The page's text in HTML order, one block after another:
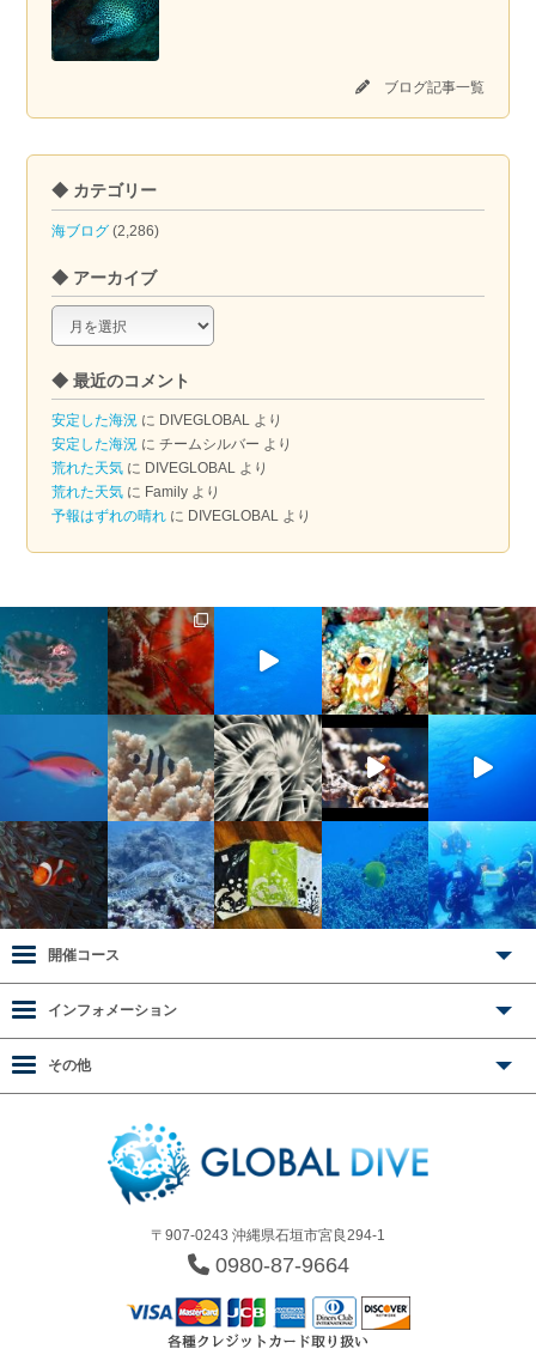
ブログ記事一覧
◆ カテゴリー
海ブログ (2,286)
◆ アーカイブ
◆
ア
カ
イ
ブ
◆ 最近のコメント
安定した海況 に DIVEGLOBAL より
安定した海況 にチームシルバー より
荒れた天気 に DIVEGLOBAL より
荒れた天気 に Family より
予報はずれの晴れ に DIVEGLOBAL より
〒907-0243 沖縄県石垣市宮良294-1
0980-87-9664
開催コース
インフォメーション
その他